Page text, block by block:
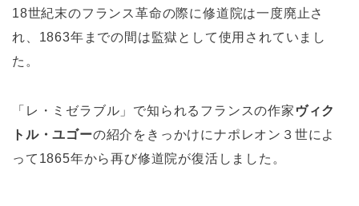
18世紀末のフランス革命の際に修道院は一度廃止さ
れ、1863年までの間は監獄として使用されていまし
た。
「レ・ミゼラブル」で知られるフランスの作家 ヴィク
トル・ユゴーの紹介をきっかけにナポレオン３世によ
って1865年から再び修道院が復活しました。